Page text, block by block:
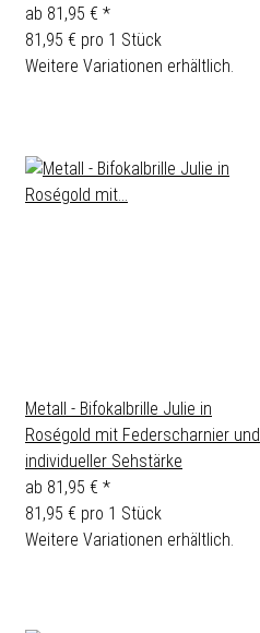
ab 81,95 € *
81,95 € pro 1 Stück
Weitere Variationen erhältlich.
Metall - Bifokalbrille Julie in
Roségold mit Federscharnier und
individueller Sehstärke
ab 81,95 € *
81,95 € pro 1 Stück
Weitere Variationen erhältlich.